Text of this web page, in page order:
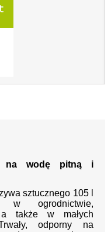
na wodę pitną i
sztucznego 105 l
w ogrodnictwie,
a także w małych
odporny na